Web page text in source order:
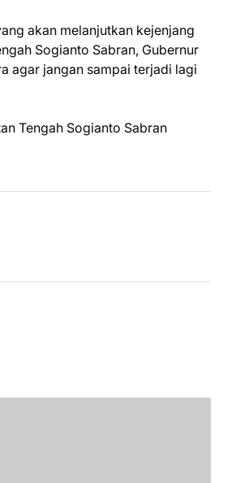
akan melanjutkan kejenjang
Sogianto Sabran, Gubernur
agar jangan sampai terjadi lagi
Tengah Sogianto Sabran